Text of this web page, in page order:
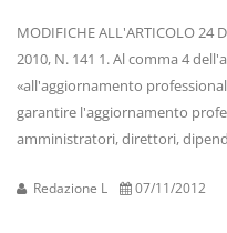
MODIFICHE ALL'ARTICOLO 24
2010, N. 141 1. Al comma 4
«all'aggiornamento
garantire l'aggiornamento
amministratori, direttori,
Redazione L 07/11/2012